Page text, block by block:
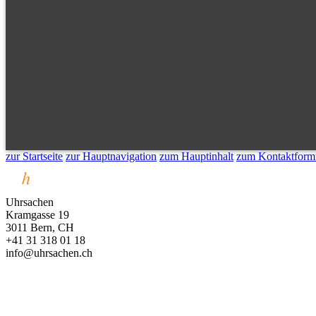
zur Startseite zur Hauptnavigation zum Hauptinhalt zum
Uhrsachen
Kramgasse 19
3011 Bern, CH
+41 31 318 01 18
info@uhrsachen.ch